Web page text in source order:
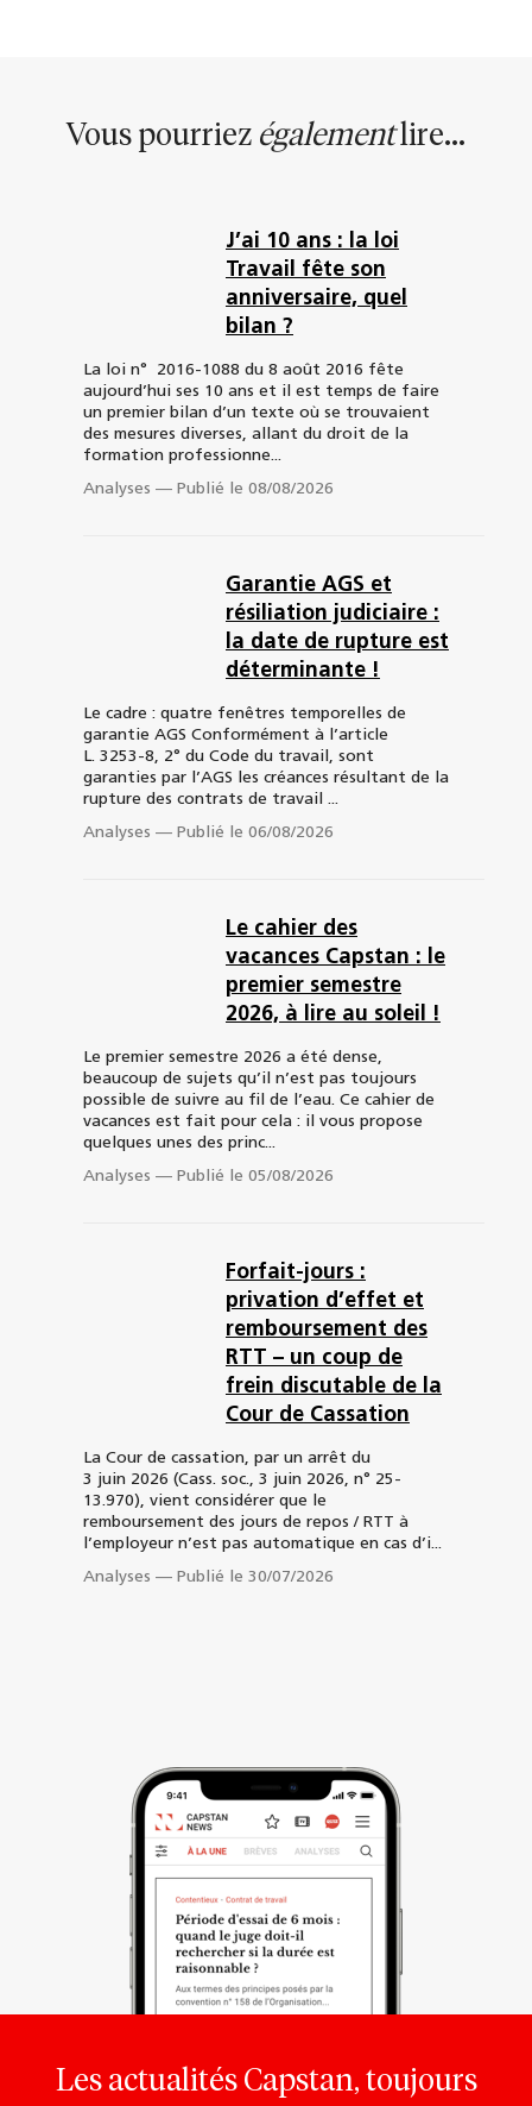
Vous pourriez égalementlire...
J’ai 10 ans : la loi
Travail fête son
anniversaire, quel
bilan ?
La loi n° 2016-1088 du 8 août 2016 fête
aujourd’hui ses 10 ans et il est temps de faire
un premier bilan d’un texte où se trouvaient
des mesures diverses, allant du droit de la
formation professionne...
Analyses — Publié le 08/08/2026
Garantie AGS et
résiliation judiciaire :
la date de rupture est
déterminante !
Le cadre : quatre fenêtres temporelles de
garantie AGS Conformément à l’article
L. 3253-8, 2° du Code du travail, sont
garanties par l’AGS les créances résultant de la
rupture des contrats de travail ...
Analyses — Publié le 06/08/2026
Le cahier des
vacances Capstan : le
premier semestre
2026, à lire au soleil !
Le premier semestre 2026 a été dense,
beaucoup de sujets qu’il n’est pas toujours
possible de suivre au fil de l’eau. Ce cahier de
vacances est fait pour cela : il vous propose
quelques unes des princ...
Analyses — Publié le 05/08/2026
Forfait-jours :
privation d’effet et
remboursement des
RTT – un coup de
frein discutable de la
Cour de Cassation
La Cour de cassation, par un arrêt du
3 juin 2026 (Cass. soc., 3 juin 2026, n° 25-
13.970), vient considérer que le
remboursement des jours de repos / RTT à
l’employeur n’est pas automatique en cas d’i...
Analyses — Publié le 30/07/2026
Les actualités Capstan, toujours